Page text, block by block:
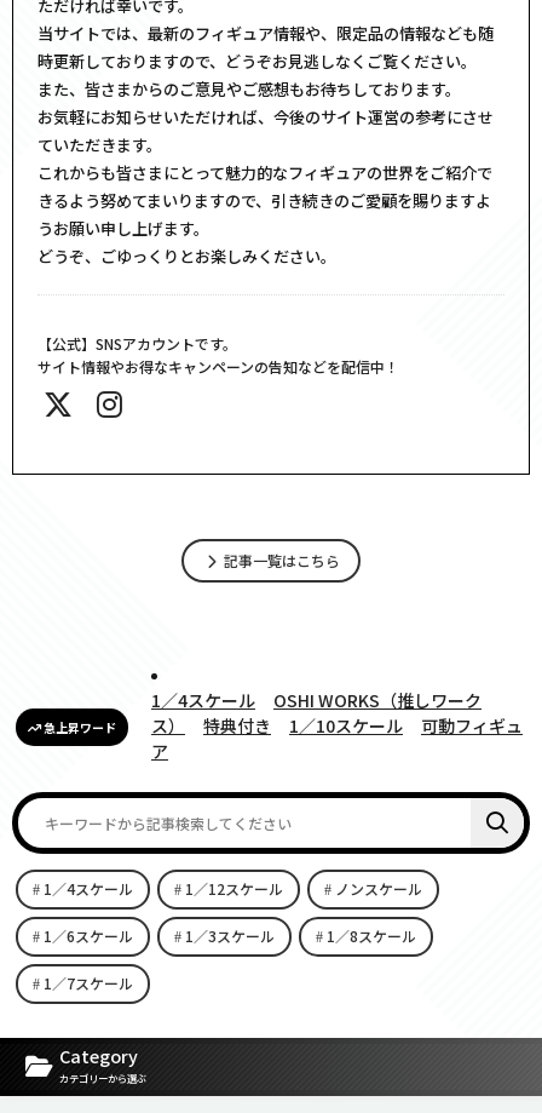
ただければ幸いです。
当サイトでは、最新のフィギュア情報や、限定品の情報なども随
時更新しておりますので、どうぞお見逃しなくご覧ください。
また、皆さまからのご意見やご感想もお待ちしております。
お気軽にお知らせいただければ、今後のサイト運営の参考にさせ
ていただきます。
これからも皆さまにとって魅力的なフィギュアの世界をご紹介で
きるよう努めてまいりますので、引き続きのご愛顧を賜りますよ
うお願い申し上げます。
どうぞ、ごゆっくりとお楽しみください。
【公式】SNSアカウントです。
サイト情報やお得なキャンペーンの告知などを配信中！
記事一覧はこちら
急上昇ワード
1／4スケール
OSHI WORKS（推しワーク
ス）
特典付き 1／10スケール
可動フィギュ
ア
1／4スケール 1／12スケール ノンスケール
1／6スケール 1／3スケール 1／8スケール
1／7スケール
[carousel-horizontal-posts-content-slider id=9342]
Category
カテゴリーから選ぶ